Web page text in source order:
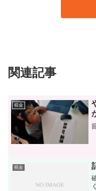
関連記事
税金
税金